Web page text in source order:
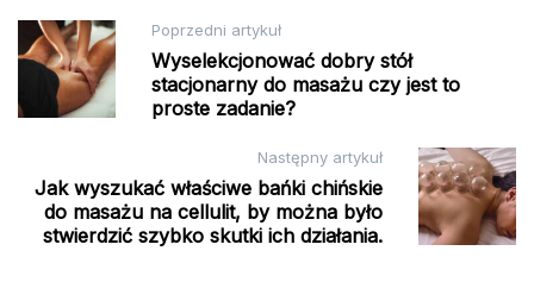
Nawigacja
wpisu
Poprzedni artykuł
Wyselekcjonować dobry stół
stacjonarny do masażu czy jest to
proste zadanie?
Następny artykuł
Jak wyszukać właściwe bańki chińskie
do masażu na cellulit, by można było
stwierdzić szybko skutki ich działania.